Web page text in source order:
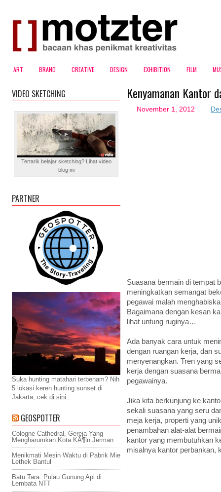
ART BRAND CREATIVE DESIGN EXHIBITION FILM
Kenyamanan Kantor
November 1, 2012
Suasana bermain di tempat
meningkatkan semangat
pegawai malah
Bagaimana dengan kesan
lihat untung ruginya…
Ada banyak cara untuk
dengan ruangan kerja, dan
menyenangkan. Tren yang
kerja dengan suasana
pegawainya.
Jika kita berkunjung ke
sekali suasana yang seru
meja kerja, properti yang
penambahan alat-alat
kantor yang membutuhkan
misalnya kantor perbankan,
VIDEO SKETCHING
Tertarik belajar sketching? Lihat video
blog ini
PARTNER
Suka hunting matahari terbenam? Nih
5 lokasi keren hunting sunset di
Jakarta, cek di sini..
GEOSPOTTER
Cologne Cathedral, Gereja Yang
Mengharumkan Kota KÃ¶ln Jerman
Menikmati Mesin Waktu di Pabrik Mie
Lethek Bantul
Batu Tara: Pulau Gunung Api di
Lembata NTT